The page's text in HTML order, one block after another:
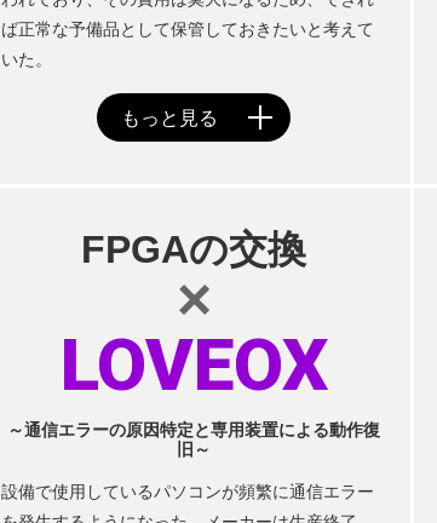
ば正常な予備品として保管しておきたいと考えて
いた。
FPGAの交換
×
LOVEOX
～通信エラーの原因特定と専用装置による動作復
旧～
設備で使用しているパソコンが頻繁に通信エラー